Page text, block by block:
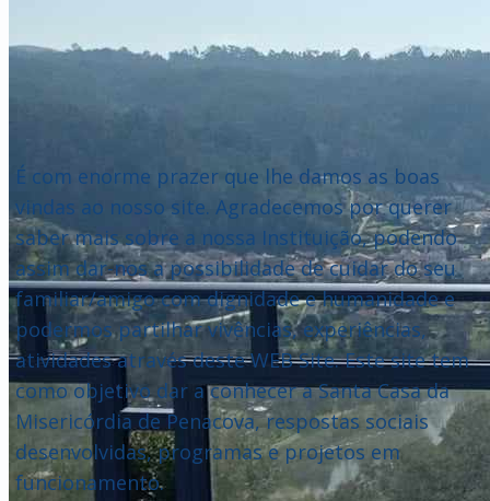
É com enorme prazer que lhe damos as boas
vindas ao nosso site. Agradecemos por querer
saber mais sobre a nossa Instituição, podendo
assim dar-nos a possibilidade de cuidar do seu
familiar/amigo com dignidade e humanidade e
podermos partilhar vivências, experiências,
atividades através deste WEB Site. Este site tem
como objetivo dar a conhecer a Santa Casa da
Misericórdia de Penacova, respostas sociais
desenvolvidas, programas e projetos em
funcionamento.